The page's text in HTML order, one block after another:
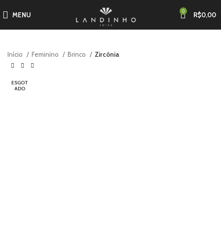
MENU 0 R$0,00
Início Feminino Brinco Zircônia
ESGOT
ADO